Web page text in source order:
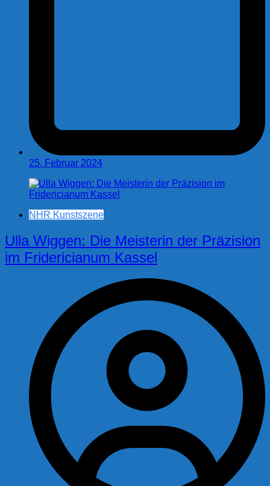
25. Februar 2024
NHR Kunstszene
Ulla Wiggen: Die Meisterin der Präzision
im Fridericianum Kassel